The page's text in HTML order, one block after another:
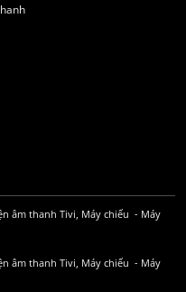
âm thanh Tivi, Máy chiếu - Máy
âm thanh Tivi, Máy chiếu - Máy